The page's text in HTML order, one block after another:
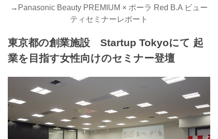
→ Panasonic Beauty PREMIUM × ポーラ Red B.A ビュー
ティセミナーレポート
東京都の創業施設 Startup Tokyoにて 起
業を目指す女性向けのセミナー登壇